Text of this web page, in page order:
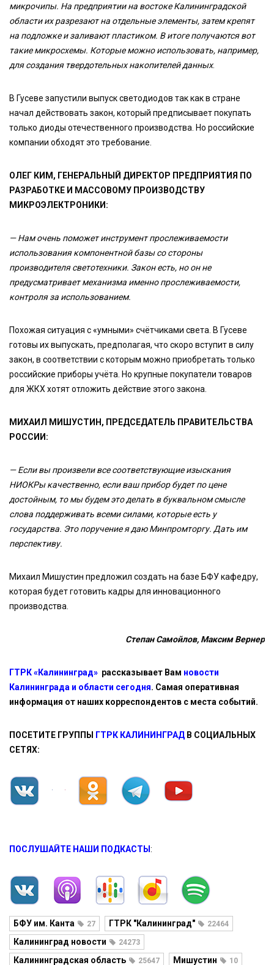
микрочипы. На предприятии на востоке Калининградской
области их разрезают на отдельные элементы, затем крепят
на подложке и заливают пластиком. В итоге получаются вот
такие микросхемы. Которые можно использовать, например,
для создания твердотельных накопителей данных.
В Гусеве запустили выпуск светодиодов так как в стране
начал действовать закон, который предписывает покупать
только диоды отечественного производства. Но российские
компании обходят это требование.
ОЛЕГ КИМ, ГЕНЕРАЛЬНЫЙ ДИРЕКТОР ПРЕДПРИЯТИЯ ПО
РАЗРАБОТКЕ И МАССОВОМУ ПРОИЗВОДСТВУ
МИКРОЭЛЕКТРОНИКИ:
—Нам очень поможет инструмент прослеживаемости
использования компонентной базы со стороны
производителя светотехники. Закон есть, но он не
предусматривает механизма именно прослеживаемости,
контроля за использованием.
Похожая ситуация с «умными» счётчиками света. В Гусеве
готовы их выпускать, предполагая, что скоро вступит в силу
закон, в соответствии с которым можно приобретать только
российские приборы учёта. Но крупные покупатели товаров
для ЖКХ хотят отложить действие этого закона.
МИХАИЛ МИШУСТИН, ПРЕДСЕДАТЕЛЬ ПРАВИТЕЛЬСТВА
РОССИИ:
—Если вы произвели все соответствующие изыскания
НИОКРы качественно, если ваш прибор будет по цене
достойным, то мы будем это делать в буквальном смысле
слова поддерживать всеми силами, которые есть у
государства. Это поручение я даю Минпромторгу. Дать им
перспективу.
Михаил Мишустин предложил создать на базе БФУ кафедру,
которая будет готовить кадры для инновационного
производства.
Степан Самойлов, Максим Вернер
ГТРК «Калининград» рассказывает Вам новости
Калининграда и области сегодня. Самая оперативная
информация от наших корреспондентов с места событий.
ПОСЕТИТЕ ГРУППЫ ГТРК КАЛИНИНГРАД В СОЦИАЛЬНЫХ
СЕТЯХ:
ПОСЛУШАЙТЕ НАШИ ПОДКАСТЫ:
БФУ им. Канта 27 ГТРК "Калининград" 22464
Калининград новости 24273
Калининградская область 25647 Мишустин 10